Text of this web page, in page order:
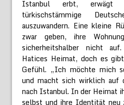
Istanbul erbt, erwägt
türkischstämmige
auszuwandern. Eine kleine
zwar geben, ihre
sicherheitshalber nicht
Hatices Heimat, doch es
Gefühl. „Ich möchte mich
und macht sich wirklich auf
nach Istanbul. In der Heimat
selbst und ihre Identität neu